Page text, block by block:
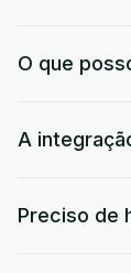
O que
A
Preciso de